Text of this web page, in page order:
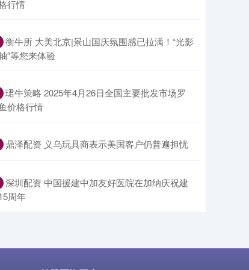
行情
​衡牛所 大美北京|景山国庆氛围感已拉满！“光影
”等您来体验
​珺牛策略 2025年4月26日全国主要批发市场罗
价格行情
​鼎泽配资 义乌玩具商表示美国客户仍普遍担忧
​深圳配资 中国援建中加友好医院在加纳庆祝建
周年